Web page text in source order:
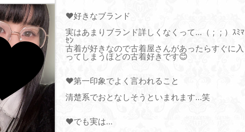
♥好きなブランド
実はあまりブランド詳しくなくって…（ ; ; ）ｽﾐﾏ
ｾﾝ
古着が好きなので古着屋さんがあったらすぐに入
ってしまうほどの古着好きです😊
♥第一印象でよく言われること
清楚系でおとなしそうといまれます…笑
♥でも実は…